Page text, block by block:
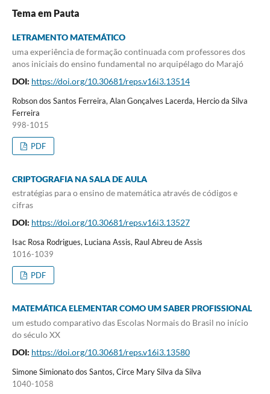
Tema em Pauta
LETRAMENTO MATEMÁTICO
uma experiência de formação continuada com professores dos
anos iniciais do ensino fundamental no arquipélago do Marajó
DOI: https://doi.org/10.30681/reps.v16i3.13514
Robson dos Santos Ferreira, Alan Gonçalves Lacerda, Hercio da Silva
Ferreira
998-1015
PDF
CRIPTOGRAFIA NA SALA DE AULA
estratégias para o ensino de matemática através de códigos e
cifras
DOI: https://doi.org/10.30681/reps.v16i3.13527
Isac Rosa Rodrigues, Luciana Assis, Raul Abreu de Assis
1016-1039
PDF
MATEMÁTICA ELEMENTAR COMO UM SABER PROFISSIONAL
um estudo comparativo das Escolas Normais do Brasil no início
do século XX
DOI: https://doi.org/10.30681/reps.v16i3.13580
Simone Simionato dos Santos, Circe Mary Silva da Silva
1040-1058